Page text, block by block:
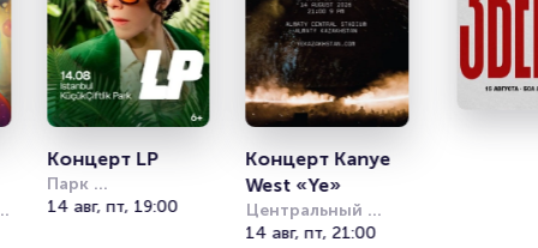
Концерт LP
Парк
Кучукчифтлик
14 авг, пт, 19:00
Концерт Kanye
West «Ye»
Центральный
стадион Алматы
14 авг, пт, 21:00